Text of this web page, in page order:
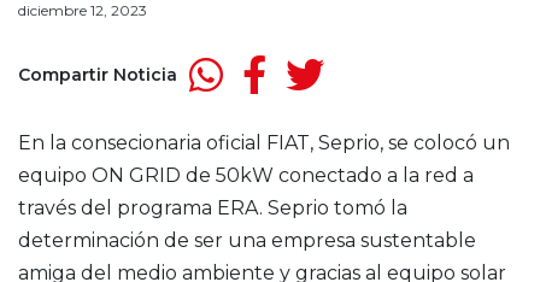
diciembre 12, 2023
Compartir Noticia
En la consecionaria oficial FIAT, Seprio, se colocó un
equipo ON GRID de 50kW conectado a la red a
través del programa ERA. Seprio tomó la
determinación de ser una empresa sustentable
amiga del medio ambiente y gracias al equipo solar